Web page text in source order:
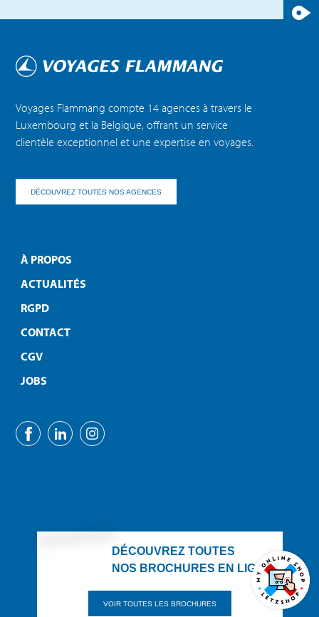
Voyages Flammang compte 14 agences à travers le
Luxembourg et la Belgique, offrant un service
clientèle exceptionnel et une expertise en voyages.
DÉCOUVREZ TOUTES NOS AGENCES
À PROPOS
ACTUALITÉS
RGPD
CONTACT
CGV
JOBS
DÉCOUVREZ TOUTES
NOS BROCHURES EN LIGNE
VOIR TOUTES LES BROCHURES